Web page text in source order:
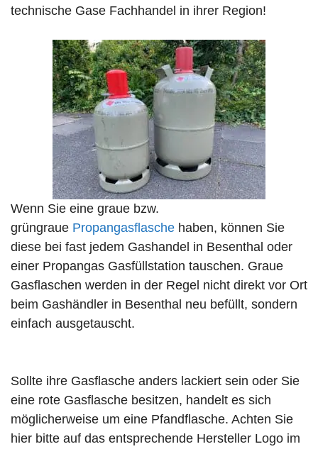
technische Gase Fachhandel in ihrer Region!
Wenn Sie eine graue bzw.
grüngraue Propangasflasche haben, können Sie
diese bei fast jedem Gashandel in Besenthal oder
einer Propangas Gasfüllstation tauschen. Graue
Gasflaschen werden in der Regel nicht direkt vor Ort
beim Gashändler in Besenthal neu befüllt, sondern
einfach ausgetauscht.
Sollte ihre Gasflasche anders lackiert sein oder Sie
eine rote Gasflasche besitzen, handelt es sich
möglicherweise um eine Pfandflasche. Achten Sie
hier bitte auf das entsprechende Hersteller Logo im